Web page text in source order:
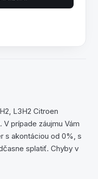
L3H2 Citroen
prípade záujmu Vám
s akontáciou od 0%, s
splatiť. Chyby v